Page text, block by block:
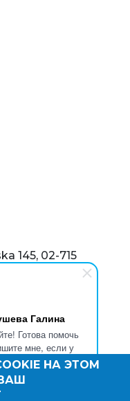
Галина
Готова помочь
мне, если у
вопросы.
145, 02-715
НА ЭТОМ